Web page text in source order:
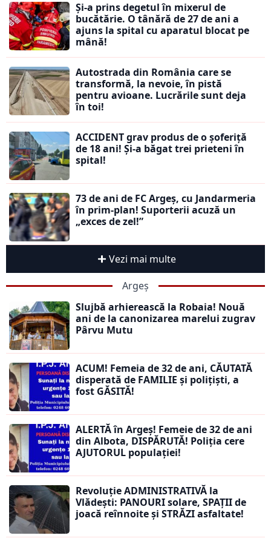
Și-a prins degetul în mixerul de
bucătărie. O tânără de 27 de ani a
ajuns la spital cu aparatul blocat pe
mână!
Autostrada din România care se
transformă, la nevoie, în pistă
pentru avioane. Lucrările sunt deja
în toi!
ACCIDENT grav produs de o șoferiță
de 18 ani! Și-a băgat trei prieteni în
spital!
73 de ani de FC Argeș, cu Jandarmeria
în prim-plan! Suporterii acuză un
„exces de zel!”
Vezi mai multe
Argeș
Slujbă arhierească la Robaia! Nouă
ani de la canonizarea marelui zugrav
Pârvu Mutu
ACUM! Femeia de 32 de ani, CĂUTATĂ
disperată de FAMILIE și polițiști, a
fost GĂSITĂ!
ALERTĂ în Argeș! Femeie de 32 de ani
din Albota, DISPĂRUTĂ! Poliția cere
AJUTORUL populației!
Revoluție ADMINISTRATIVĂ la
Vlădești: PANOURI solare, SPAȚII de
joacă reînnoite și STRĂZI asfaltate!